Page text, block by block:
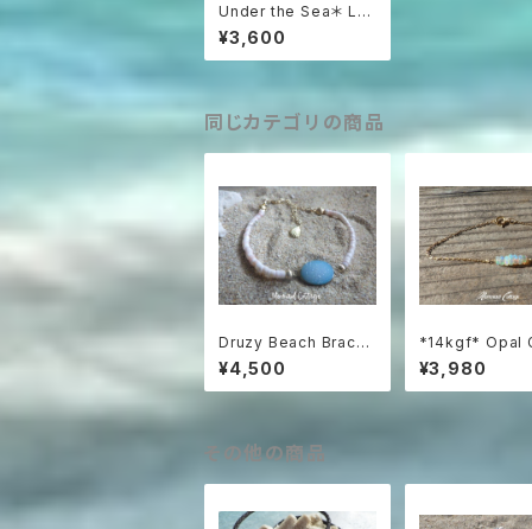
Under the Sea＊ Lav
a Stone Diffuser Br
acelet 暗闇で光る浅
瀬の海アロマブレスレッ
¥3,600
同じカテゴリの商品
Druzy Beach Bracel
et ---blue druzy & s
hell
¥4,500
*14kgf* Opal
filled Bracelet
¥3,980
その他の商品